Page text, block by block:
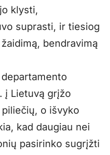
klysti,
suprasti, ir tiesiog
bendravimą
į Lietuvą grįžo
o išvyko
kad daugiau nei
pasirinko sugrįžti